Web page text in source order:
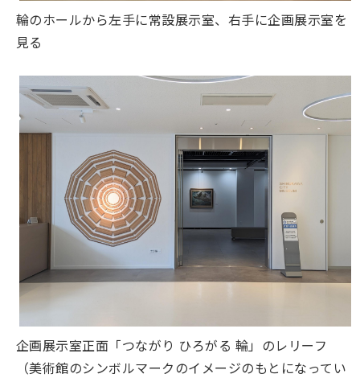
輪のホールから左手に常設展示室、右手に企画展示室を
見る
企画展示室正面「つながり ひろがる 輪」のレリーフ
（美術館のシンボルマークのイメージのもとになってい